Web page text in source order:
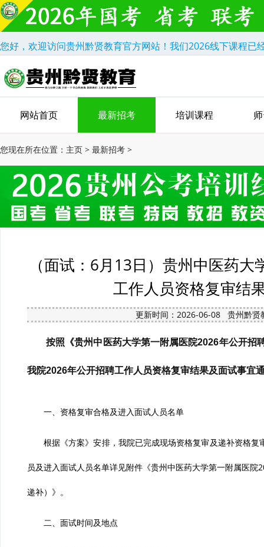
您好，欢迎访问贵州黔贤教育官方网站！我们2026线下课程已
网站首页 最新招考 培训课程
您现在所在位置： 主页 > 最新招考 >
（面试：6月13日）贵州中医药
工作人员资格复审结
更新时间：2026-06-08 贵州黔
按照《贵州中医药大学第一附属医院2026年公开招
我院2026年公开招聘工作人员资格复审结果及面试事宜
一、资格复审合格及进入面试人员名单
根据《方案》安排，我院已完成现场资格复审及递补资格
员及进入面试人员名单详见附件《贵州中医药大学第一附属医
递补）》。
二、面试时间及地点